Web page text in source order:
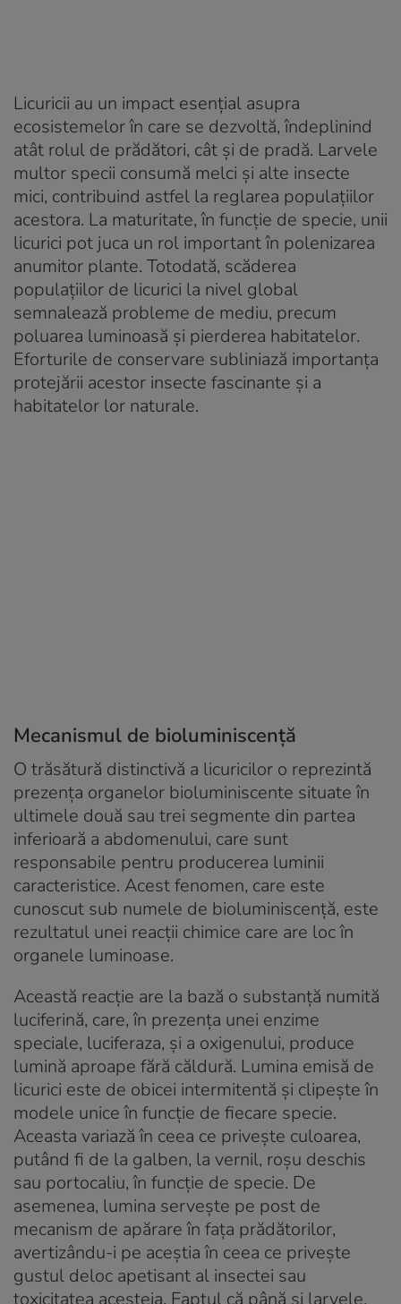
Licuricii au un impact esențial asupra
ecosistemelor în care se dezvoltă, îndeplinind
atât rolul de prădători, cât și de pradă. Larvele
multor specii consumă melci și alte insecte
mici, contribuind astfel la reglarea populațiilor
acestora. La maturitate, în funcție de specie, unii
licurici pot juca un rol important în polenizarea
anumitor plante. Totodată, scăderea
populațiilor de licurici la nivel global
semnalează probleme de mediu, precum
poluarea luminoasă și pierderea habitatelor.
Eforturile de conservare subliniază importanța
protejării acestor insecte fascinante și a
habitatelor lor naturale.
Mecanismul de bioluminiscență
O trăsătură distinctivă a licuricilor o reprezintă
prezența organelor bioluminiscente situate în
ultimele două sau trei segmente din partea
inferioară a abdomenului, care sunt
responsabile pentru producerea luminii
caracteristice. Acest fenomen, care este
cunoscut sub numele de bioluminiscență, este
rezultatul unei reacții chimice care are loc în
organele luminoase.
Această reacție are la bază o substanță numită
luciferină, care, în prezența unei enzime
speciale, luciferaza, și a oxigenului, produce
lumină aproape fără căldură. Lumina emisă de
licurici este de obicei intermitentă și clipește în
modele unice în funcție de fiecare specie.
Aceasta variază în ceea ce privește culoarea,
putând fi de la galben, la vernil, roșu deschis
sau portocaliu, în funcție de specie. De
asemenea, lumina servește pe post de
mecanism de apărare în fața prădătorilor,
avertizându-i pe aceștia în ceea ce privește
gustul deloc apetisant al insectei sau